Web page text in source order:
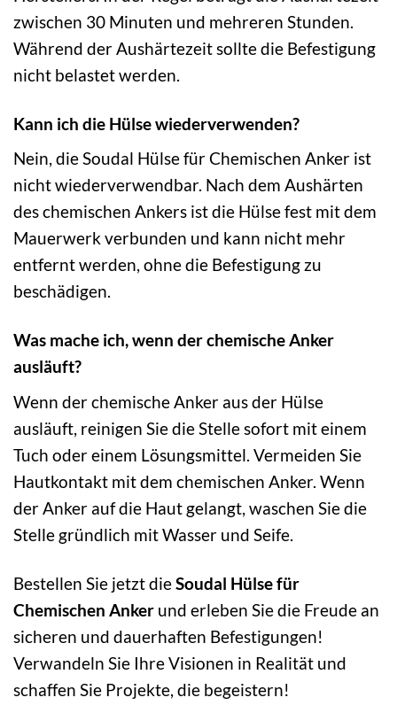
zwischen 30 Minuten und mehreren Stunden.
Während der Aushärtezeit sollte die Befestigung
nicht belastet werden.
Kann ich die Hülse wiederverwenden?
Nein, die Soudal Hülse für Chemischen Anker ist
nicht wiederverwendbar. Nach dem Aushärten
des chemischen Ankers ist die Hülse fest mit dem
Mauerwerk verbunden und kann nicht mehr
entfernt werden, ohne die Befestigung zu
beschädigen.
Was mache ich, wenn der chemische Anker
ausläuft?
Wenn der chemische Anker aus der Hülse
ausläuft, reinigen Sie die Stelle sofort mit einem
Tuch oder einem Lösungsmittel. Vermeiden Sie
Hautkontakt mit dem chemischen Anker. Wenn
der Anker auf die Haut gelangt, waschen Sie die
Stelle gründlich mit Wasser und Seife.
Bestellen Sie jetzt dieSoudal Hülse für
Chemischen Anker und erleben Sie die Freude an
sicheren und dauerhaften Befestigungen!
Verwandeln Sie Ihre Visionen in Realität und
schaffen Sie Projekte, die begeistern!